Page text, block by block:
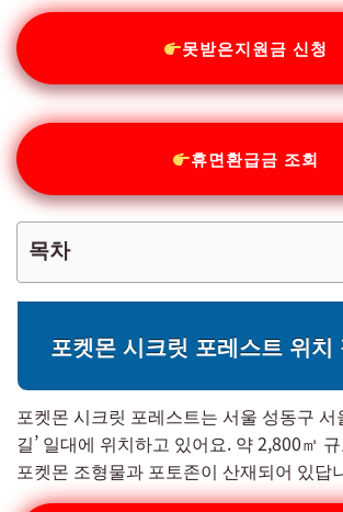
못받은지원금 신청
휴면환급금 조회
목차
포켓몬 시크릿 포레스트 위치
포켓몬 시크릿 포레스트는 서울 성동구 서
길’ 일대에 위치하고 있어요. 약 2,800㎡
포켓몬 조형물과 포토존이 산재되어 있답